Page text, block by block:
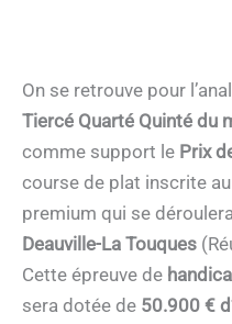
On se retrouve pour
Tiercé Quarté Quinté du
comme support le Prix
course de plat inscrite
premium qui se
Deauville-La Touques
Cette épreuve de
sera dotée de 50.900 €